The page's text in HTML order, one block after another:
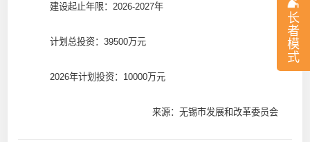
长
者
模
式
建设起止年限：2026-2027年
计划总投资：39500万元
2026年计划投资：10000万元
来源：无锡市发展和改革委员会